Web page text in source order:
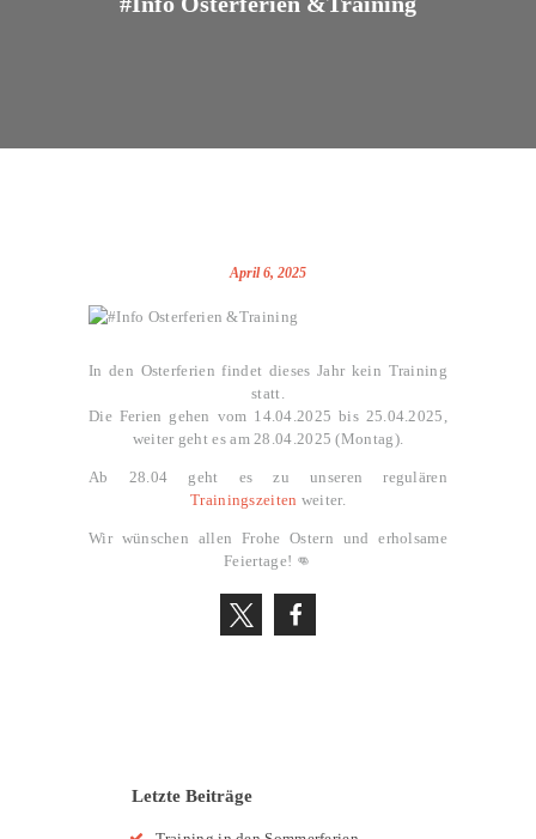
April 6, 2025
In den Osterferien findet dieses Jahr kein Training
statt.
Die Ferien gehen vom 14.04.2025 bis 25.04.2025,
weiter geht es am 28.04.2025 (Montag).
Ab 28.04 geht es zu unseren regulären
Trainingszeiten weiter.
Wir wünschen allen Frohe Ostern und erholsame
Feiertage! 👊
Letzte Beiträge